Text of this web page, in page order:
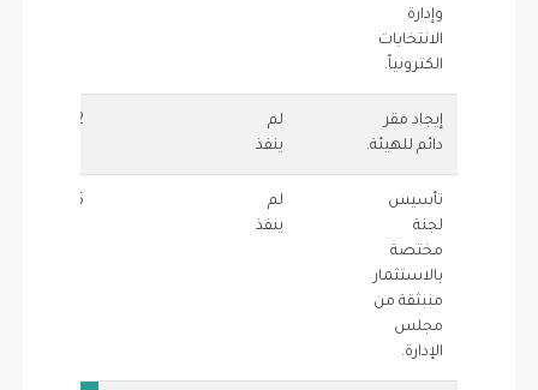
وإدارة
الانتخابات
الكترونياً.
إيجاد مقر
دائم للهيئة.
ينفذ
تأسيس
لجنة
مختصة
بالاستثمار
منبثقة من
مجلس
الإدارة.
ينفذ
0.5